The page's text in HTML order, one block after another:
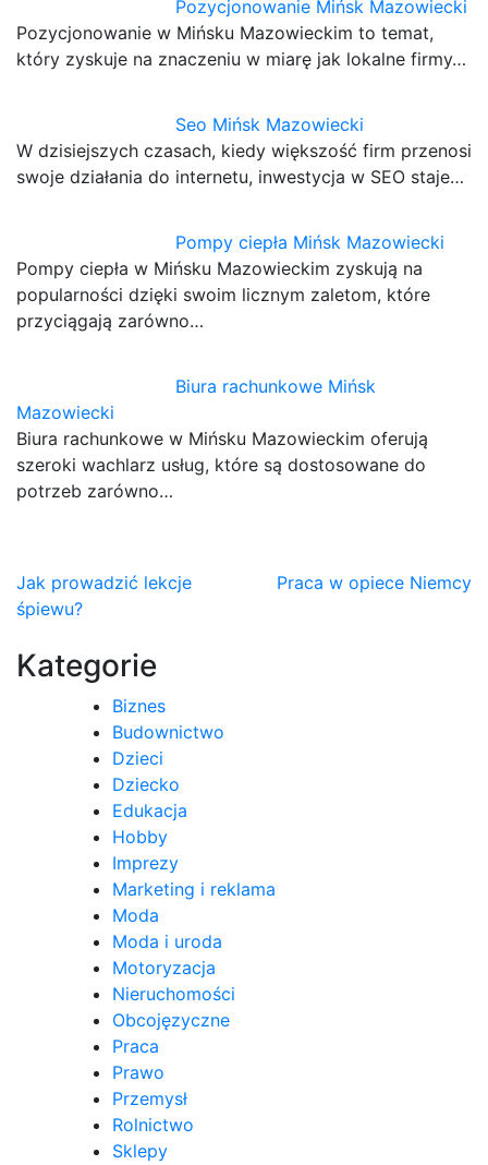
Pozycjonowanie Mińsk Mazowiecki
Pozycjonowanie w Mińsku Mazowieckim to temat,
który zyskuje na znaczeniu w miarę jak lokalne firmy…
Seo Mińsk Mazowiecki
W dzisiejszych czasach, kiedy większość firm przenosi
swoje działania do internetu, inwestycja w SEO staje…
Pompy ciepła Mińsk Mazowiecki
Pompy ciepła w Mińsku Mazowieckim zyskują na
popularności dzięki swoim licznym zaletom, które
przyciągają zarówno…
Biura rachunkowe Mińsk
Mazowiecki
Biura rachunkowe w Mińsku Mazowieckim oferują
szeroki wachlarz usług, które są dostosowane do
potrzeb zarówno…
Nawigacja
wpisu
Jak prowadzić lekcje
śpiewu?
Praca w opiece Niemcy
Kategorie
Biznes
Budownictwo
Dzieci
Dziecko
Edukacja
Hobby
Imprezy
Marketing i reklama
Moda
Moda i uroda
Motoryzacja
Nieruchomości
Obcojęzyczne
Praca
Prawo
Przemysł
Rolnictwo
Sklepy